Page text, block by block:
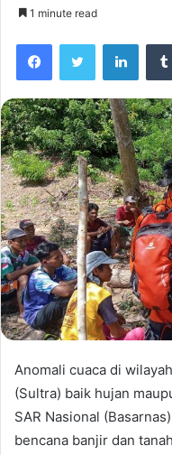
1 minute read
Anomali cuaca di
(Sultra) baik hujan
SAR Nasional
bencana banjir dan